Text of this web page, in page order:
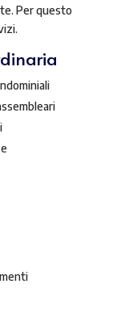
Per questo